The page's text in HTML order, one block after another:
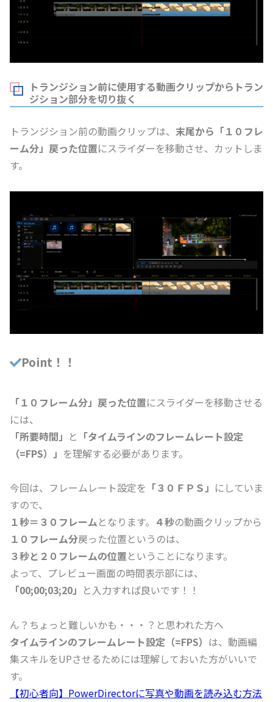
トランジション前に使用する動画クリップからトラン
ジション部分を切り抜く
トランジション前の動画クリップは、 末尾から「１０フレ
ーム分」戻った位置にスライダーを移動させ、カットしま
す。
Point！！
「１０フレーム分」戻った位置にスライダーを移動させる
には、
「所要時間」 と 「タイムラインのフレームレート設定
（=FPS）」 を理解する必要があります。
今回は、フレームレート設定を 「３０ＦＰＳ」 にしていま
すので、
１秒＝３０フレームとなります。 ４秒の動画クリップから
１０フレーム分戻った位置というのは、
３秒と２０フレームの位置ということになります。
よって、プレビュー画面の時間表示部には、
「00;00;03;20」 と入力すれば良いです！！
ん？ちょっと難しいかも・・・？と思われた方へ
タイムラインのフレームレート設定（=FPS） は、動画編
集スキルをUPさせるためには理解しておいた方がいいで
す。
【初心者向】PowerDirectorに写真や動画を読み込む方法